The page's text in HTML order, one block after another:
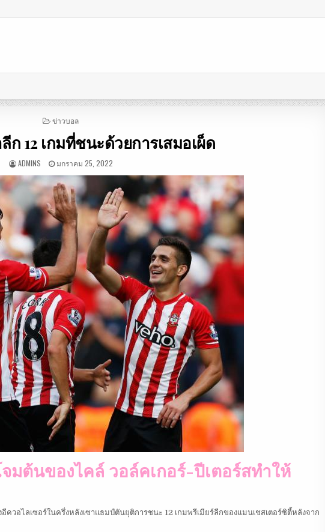
POSTED
ข่าวบอล
12 เกมที่ชนะด้วยการเสมอเผ็ด
ADMINS มกราคม 25, 2022
ต้นของไคล์ วอล์คเกอร์-ปีเตอร์สทำให้
อไลเซอร์ในครึ่งหลังเซาแธมป์ตันยุติการชนะ 12 เกมพรีเมียร์ลีกของแมนเชสเตอร์ซิตี้หลังจาก